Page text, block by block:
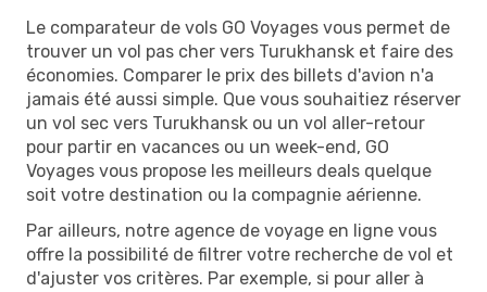
Le comparateur de vols GO Voyages vous permet de
trouver un vol pas cher vers Turukhansk et faire des
économies. Comparer le prix des billets d'avion n'a
jamais été aussi simple. Que vous souhaitiez réserver
un vol sec vers Turukhansk ou un vol aller-retour
pour partir en vacances ou un week-end, GO
Voyages vous propose les meilleurs deals quelque
soit votre destination ou la compagnie aérienne.
Par ailleurs, notre agence de voyage en ligne vous
offre la possibilité de filtrer votre recherche de vol et
d'ajuster vos critères. Par exemple, si pour aller à